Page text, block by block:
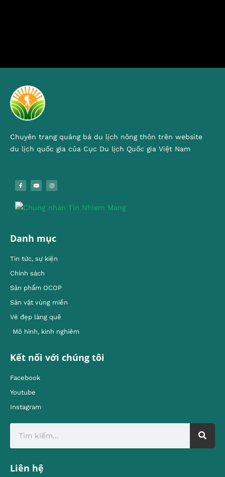
Chuyên trang quảng bá du lịch nông thôn trên website
du lịch quốc gia của Cục Du lịch Quốc gia Việt Nam
Danh mục
Tin tức, sự kiện
Chính sách
Sản phẩm OCOP
Sản vật vùng miền
Vẻ đẹp làng quê
Mô hình, kinh nghiêm
Kết nối với chúng tôi
Facebook
Youtube
Instagram
Liên hệ